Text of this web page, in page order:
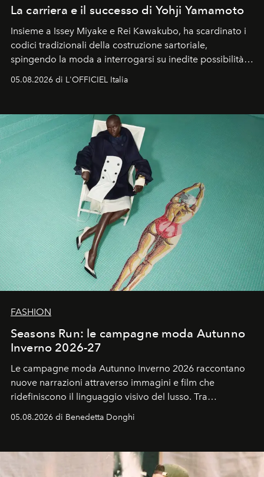
La carriera e il successo di Yohji Yamamoto
Insieme a Issey Miyake e Rei Kawakubo, ha scardinato i
codici tradizionali della costruzione sartoriale,
spingendo la moda a interrogarsi su inedite possibilità
formali e a ridefinire il concetto stesso di silhouette.
un’impronta indelebile nella storia della moda.
05.08.2026 di L'OFFICIEL Italia
FASHION
Seasons Run: le campagne moda Autunno
Inverno 2026-27
Le campagne moda Autunno Inverno 2026 raccontano
nuove narrazioni attraverso immagini e film che
ridefiniscono il linguaggio visivo del lusso. Tra
protagonisti del cinema, volti della cultura
contemporanea e storytelling d'autore, le maison
di esprimere identità, visione e desiderio.
05.08.2026 di Benedetta Donghi